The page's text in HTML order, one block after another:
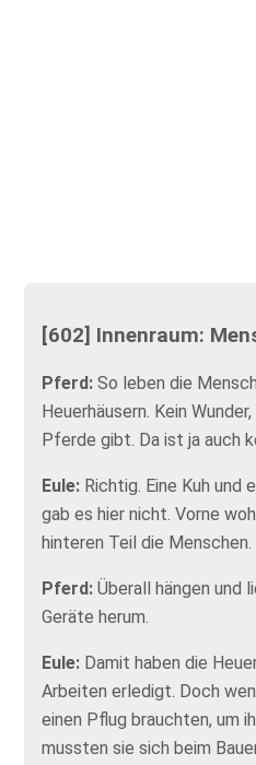
[602] Innenraum:
Pferd:So leben die
Heuerhäusern. Kein
Pferde gibt. Da ist ja auch
Eule: Richtig. Eine Kuh und
gab es hier nicht. Vorne
hinteren Teil die Menschen.
Pferd:Überall hängen und
Geräte herum.
Eule: Damit haben die
Arbeiten erledigt. Doch
einen Pflug brauchten, um
mussten sie sich beim